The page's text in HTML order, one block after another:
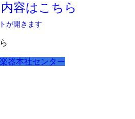
容はこちら
が開きます
器本社センター